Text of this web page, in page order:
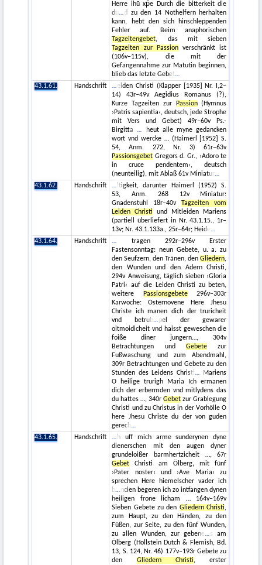
Herre ihū xp̄e Durch die bitterkeit die
du
d zu den 14 Nothelfern herhalten
kann, hebt den sich hinschleppenden
Fehler auf. Beim anaphorischen
Tagzeitengebet, das mit sieben
Tagzeiten zur Passionverschränkt ist
(106v–115v), die mit der
Gefangennahme zur Matutin beginnen,
blieb das letzte Gebet
43.1.61.
Handschrift
eiden Christi (Klapper [1935] Nr. I,2–
14) 43r–49v Aegidius Romanus (?),
Kurze Tagzeiten zur
Passion(Hymnus
›Patris sapientia‹, deutsch, jede Strophe
mit Vers und Gebet) 49r–60v Ps.-
Birgitta
heut alle myne gedancken
wort vnd wercke … (Haimerl [1952] S.
54, Anm. 272, Nr. 3) 61r–63v
Passionsgebet Gregors d. Gr., ›Adoro te
in cruce pendentem‹, deutsch
(neunteilig), mit Ablaß 61v Miniatur
43.1.62.
Handschrift
ltigkeit, darunter Haimerl (1952) S.
53, Anm. 268 12v Miniatur:
Gnadenstuhl 18r–40v
Tagzeiten vom
Leiden Christi
und Mitleiden Mariens
(partiell überliefert in Nr. 43.1.15., 1r–
13v; Nr. 43.1.133a., 25r–64r; Heide
43.1.64.
Handschrift
tragen 292r–296v Erster
Fastensonntag: neun Gebete, u. a. zu
den Seufzern, den Tränen, denGliedern,
den Wunden und den Adern Christi,
294v Anweisung, täglich sieben ›Gloria
Patri‹ auf die Leiden Christi zu beten,
weitere
Passionsgebete296v–303r
Karwoche: Osternovene Here Jhesu
Christe ich manen dich der truricheit
vnd betrub
pel der gewarer
oitmoidicheit vnd haisst geweschen die
foiße diner jungern…, 304v
Betrachtungen und Gebetezur
Fußwaschung und zum Abendmahl,
309r Betrachtungen und Gebete zu den
Stunden des Leidens Christi
Mariens
O heilige trurigh Maria Ich ermanen
dich der erbermden vnd mitlydens das
du hattes …, 340rGebet zur Grablegung
Christi und zu Christus in der Vorhölle O
here Jhesu Christe du der von guden
gerech
43.1.65.
Handschrift
h uff mich arme sunderynen dyne
dienerschen mit den augen dyner
grundeloißer barmhertzicheit …, 67r
Gebet Christi am Ölberg‚ mit fünf
›Pater noster‹ und ›Ave Maria‹ zu
sprechen Here hiemelscher vader ich
b
ncien begeren ich zo intfangen dynen
heiligen frone licham … 164v–169v
Sieben Gebete zu den Gliedern Christi,
zum Haupt, zu den Händen, zu den
Füßen, zur Seite, zu den fünf Wunden,
zu allen Wunden, zur gebene
s am
Ölberg (Hollstein Dutch & Flemish, Bd.
13, S. 124, Nr. 46) 177v–193r Gebete zu
den Gliedern Christi, erster